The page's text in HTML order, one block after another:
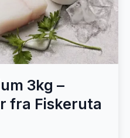
3kg –
fra Fiskeruta